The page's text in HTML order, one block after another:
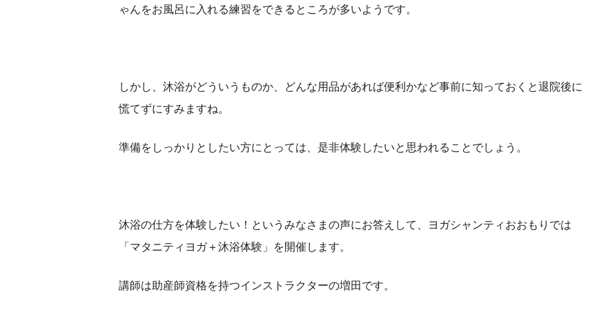
ゃんをお風呂に入れる練習をできるところが多いようです。
しかし、沐浴がどういうものか、どんな用品があれば便利かなど事前に知っておくと退院後に
慌てずにすみますね。
準備をしっかりとしたい方にとっては、是非体験したいと思われることでしょう。
沐浴の仕方を体験したい！というみなさまの声にお答えして、ヨガシャンティおおもりでは
「マタニティヨガ＋沐浴体験」を開催します。
講師は助産師資格を持つインストラクターの増田です。